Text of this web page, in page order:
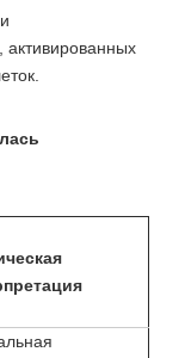
активированных